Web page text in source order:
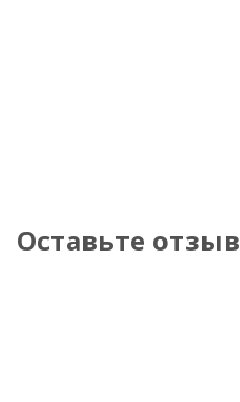
Оставьте отзыв